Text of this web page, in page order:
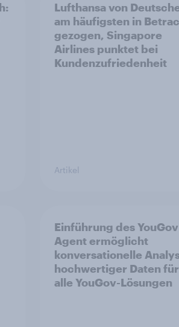
Lufthansa von
am häufigsten in
gezogen, Singapore
Airlines punktet bei
Kundenzufriedenheit
Artikel
Einführung des
Agent ermöglicht
konversationelle
hochwertiger Daten für
alle YouGov-Lösungen